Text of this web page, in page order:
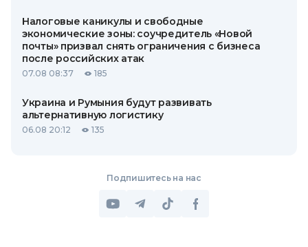
Налоговые каникулы и свободные
экономические зоны: соучредитель «Новой
почты» призвал снять ограничения с бизнеса
после российских атак
07.08 08:37 185
Украина и Румыния будут развивать
альтернативную логистику
06.08 20:12 135
Подпишитесь на нас